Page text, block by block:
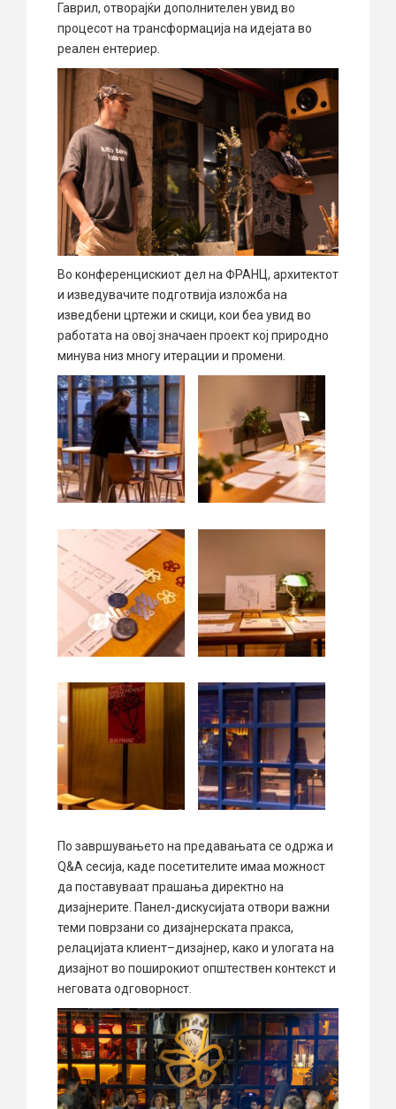
Гаврил, отворајќи дополнителен увид во
процесот на трансформација на идејата во
реален ентериер.
Во конференцискиот дел на ФРАНЦ, архитектот
и изведувачите подготвија изложба на
изведбени цртежи и скици, кои беа увид во
работата на овој значаен проект кој природно
минува низ многу итерации и промени.
По завршувањето на предавањата се одржа и
Q&A сесија, каде посетителите имаа можност
да поставуваат прашања директно на
дизајнерите. Панел-дискусијата отвори важни
теми поврзани со дизајнерската пракса,
релацијата клиент–дизајнер, како и улогата на
дизајнот во поширокиот општествен контекст и
неговата одговорност.